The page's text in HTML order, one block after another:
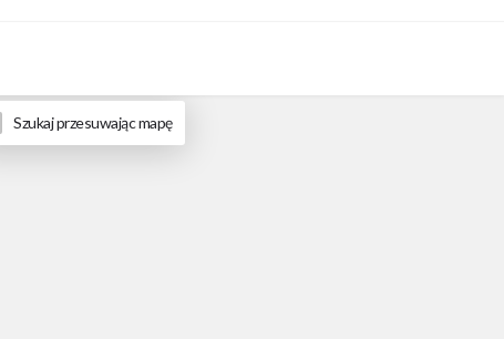
Szukaj przesuwając mapę